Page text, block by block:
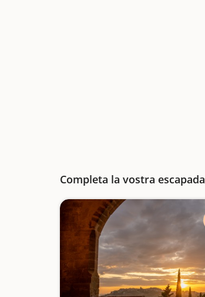
Completa la vostra escapada